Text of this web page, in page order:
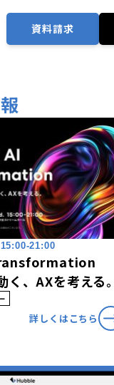
資料請求
21:00
、AXを考える。
詳しくはこちら